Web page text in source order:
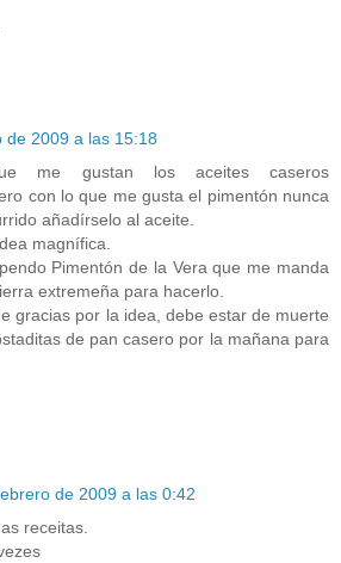
de 2009 a las 15:18
me gustan los aceites caseros
con lo que me gusta el pimentón nunca
añadírselo al aceite.
magnífica.
Pimentón de la Vera que me manda
extremeña para hacerlo.
gracias por la idea, debe estar de muerte
de pan casero por la mañana para
de 2009 a las 0:42
receitas.